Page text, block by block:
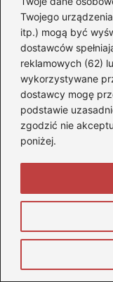
Twojego
itp.) mogą być
dostawców
reklamowych (62)
wykorzystywane
dostawcy mogę
podstawie
zgodzić nie
poniżej.
Przewodnik
Silniki Renault
Wybór silnika
Nazywam się
czterech kołach,
charakter i potrafi